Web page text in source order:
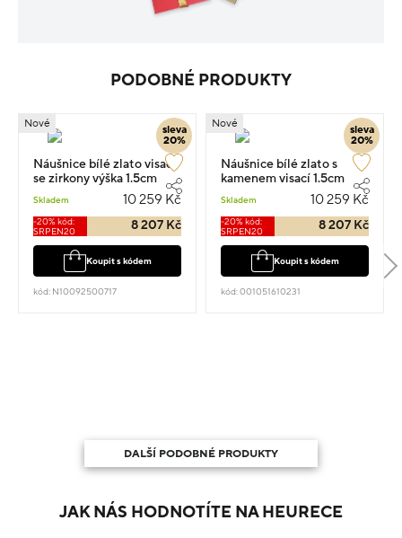
PODOBNÉ PRODUKTY
sleva
20%
Nové
Náušnice bílé zlato visací
se zirkony výška 1.5cm
Skladem 10 259 Kč
-20% kód:
SRPEN20
8 207 Kč
Koupit s kódem
kód: N10092500717
sleva
20%
Nové
Náušnice bílé zlato s
kamenem visací 1.5cm
Skladem 10 259 Kč
-20% kód:
SRPEN20
8 207 Kč
Koupit s kódem
kód: 001051610231
DALŠÍ PODOBNÉ PRODUKTY
JAK NÁS HODNOTÍTE NA HEURECE